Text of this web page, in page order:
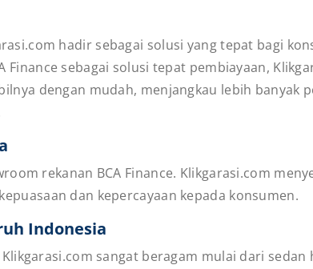
hadir sebagai solusi yang tepat bagi
Finance sebagai solusi tepat pembiayaan,
dengan mudah, menjangkau lebih banyak
rekanan BCA Finance. Klikgarasi.com
dan kepercayaan kepada konsumen.
Indonesia
sangat beragam mulai dari sedan